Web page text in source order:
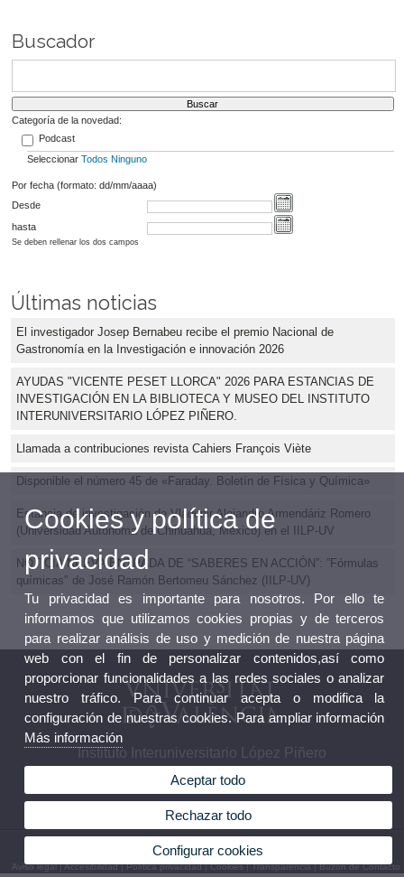
Buscador
Categoría de la novedad:
Podcast
Seleccionar Todos Ninguno
Por fecha (formato: dd/mm/aaaa)
Desde
hasta
Se deben rellenar los dos campos
Últimas noticias
El investigador Josep Bernabeu recibe el premio Nacional de
Gastronomía en la Investigación e innovación 2026
AYUDAS "VICENTE PESET LLORCA" 2026 PARA ESTANCIAS DE
INVESTIGACIÓN EN LA BIBLIOTECA Y MUSEO DEL INSTITUTO
INTERUNIVERSITARIO LÓPEZ PIÑERO.
Llamada a contribuciones revista Cahiers François Viète
Disponible el número 45 de «Faraday. Boletín de Física y Química»
Estancia de investigación de Vladimir Alejandro Armendáriz Romero
(Universidad Autónoma de Chihuahua, México) en el IILP-UV
NOTICIA NUEVA ENTRADA DE “SABERES EN ACCIÓN”: ”Fórmulas
químicas" de José Ramón Bertomeu Sánchez (IILP-UV)
Instituto Interuniversitario López Piñero
© 2026 UV. - Pl. Cisneros, 4. 46003 Valencia. Teléfono: 96 3926229
Aviso legal|Accesibilidad|Política privacidad|Cookies|Transparencia|Buzón de Contacto
Cookies y política de
privacidad
Tu privacidad es importante para nosotros. Por ello te
informamos que utilizamos cookies propias y de terceros
para realizar análisis de uso y medición de nuestra página
web con el fin de personalizar contenidos,así como
proporcionar funcionalidades a las redes sociales o analizar
nuestro tráfico. Para continuar acepta o modifica la
configuración de nuestras cookies. Para ampliar información
Más información
Aceptar todo
Rechazar todo
Configurar cookies